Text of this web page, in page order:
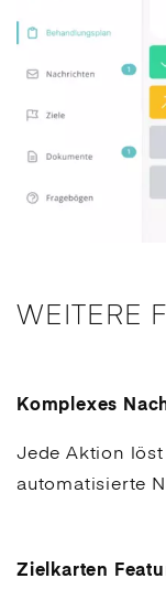
WEITERE
Komplexes
Jede Aktion
automatisierte
Zielkarten